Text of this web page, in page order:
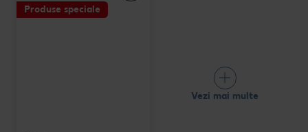
Produse speciale
Vezi mai multe